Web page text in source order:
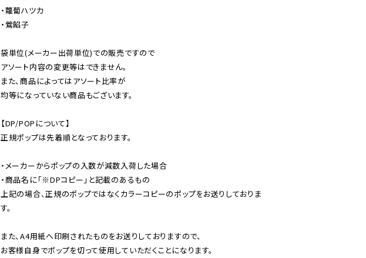
・蘿蔔ハツカ
・鶯餡子
袋単位(メーカー出荷単位)での販売ですので
アソート内容の変更等はできません。
また、商品によってはアソート比率が
均等になっていない商品もございます。
【DP/POPについて】
正規ポップは先着順となっております。
・メーカーからポップの入数が減数入荷した場合
・商品名に「※DPコピー」と記載のあるもの
上記の場合、正規のポップではなくカラーコピーのポップをお送りしておりま
す。
また、A4用紙へ印刷されたものをお送りしておりますので、
お客様自身でポップを切って使用していただくことになります。